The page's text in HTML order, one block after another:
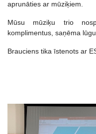
aprunāties ar mūziķiem.
Mūsu mūziķu trio
komplimentus, saņēma
Brauciens tika īstenots ar